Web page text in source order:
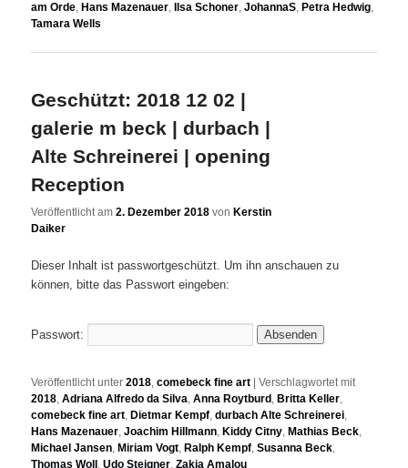
am Orde, Hans Mazenauer, Ilsa Schoner,JohannaS, Petra Hedwig,
Tamara Wells
Geschützt: 2018 12 02 |
galerie m beck | durbach |
Alte Schreinerei | opening
Reception
Veröffentlicht am2. Dezember 2018 von Kerstin
Daiker
Dieser Inhalt ist passwortgeschützt. Um ihn anschauen zu
können, bitte das Passwort eingeben:
Passwort:
Veröffentlicht unter 2018,comebeck fine art |Verschlagwortet mit
2018,Adriana Alfredo da Silva,Anna Roytburd , Britta Keller,
comebeck fine art, Dietmar Kempf,durbach Alte Schreinerei,
Hans Mazenauer,Joachim Hillmann, Kiddy Citny, Mathias Beck,
Michael Jansen, Miriam Vogt, Ralph Kempf,Susanna Beck,
Thomas Woll ,Udo Steigner,Zakia Amalou